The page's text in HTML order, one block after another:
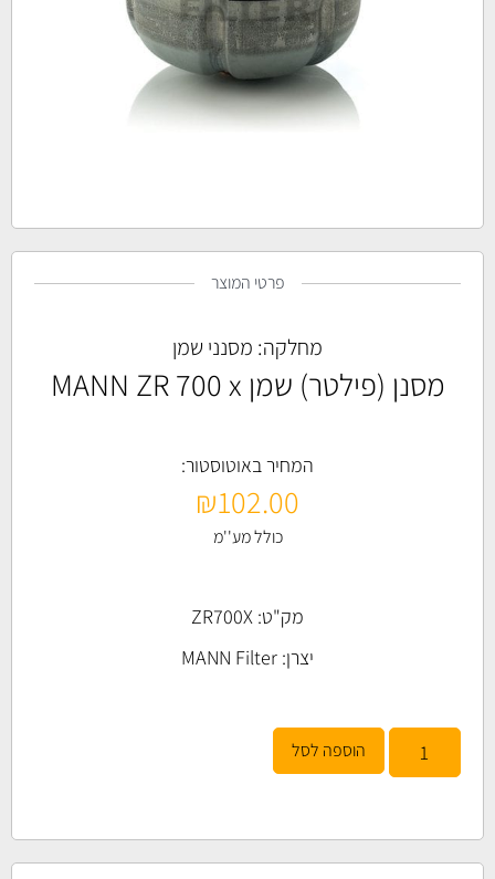
פרטי המוצר
מחלקה: מסנני שמן
מסנן (פילטר) שמן MANN ZR 700 x
המחיר באוטוסטור:
₪102.00
כולל מע''מ
מק"ט: ZR700X
יצרן: MANN Filter
הוספה לסל